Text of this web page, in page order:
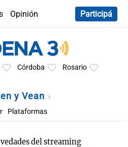
Opinión
Participá
Córdoba Rosario
y Vean
Plataformas
del streaming